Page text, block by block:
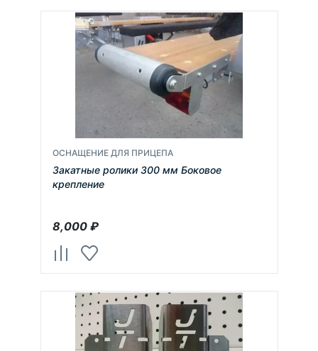
ОСНАЩЕНИЕ ДЛЯ ПРИЦЕПА
Закатные ролики 300 мм Боковое
крепление
8,000₽